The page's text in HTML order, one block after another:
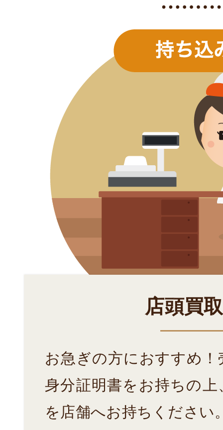
店頭買
お急ぎの方におすすめ！
身分証明書をお持ちの
を店舗へお持ちください